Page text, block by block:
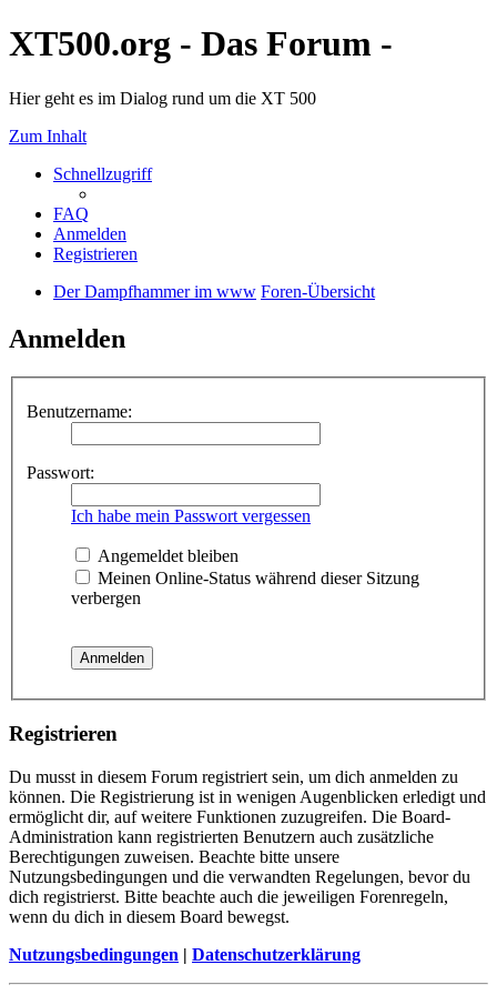
XT500.org - Das Forum -
Hier geht es im Dialog rund um die XT 500
Zum Inhalt
Schnellzugriff
FAQ
Anmelden
Registrieren
Der Dampfhammer im www Foren-Übersicht
Anmelden
Benutzername:
Passwort:
Ich habe mein Passwort vergessen
Angemeldet bleiben
Meinen Online-Status während dieser Sitzung
verbergen
Registrieren
Du musst in diesem Forum registriert sein, um dich anmelden zu
können. Die Registrierung ist in wenigen Augenblicken erledigt und
ermöglicht dir, auf weitere Funktionen zuzugreifen. Die Board-
Administration kann registrierten Benutzern auch zusätzliche
Berechtigungen zuweisen. Beachte bitte unsere
Nutzungsbedingungen und die verwandten Regelungen, bevor du
dich registrierst. Bitte beachte auch die jeweiligen Forenregeln,
wenn du dich in diesem Board bewegst.
Nutzungsbedingungen | Datenschutzerklärung